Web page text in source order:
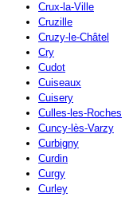
Crux-la-Ville
Cruzille
Cruzy-le-Châtel
Cry
Cudot
Cuiseaux
Cuisery
Culles-les-Roches
Cuncy-lès-Varzy
Curbigny
Curdin
Curgy
Curley